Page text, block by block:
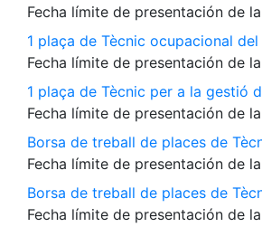
Fecha límite de presentación de
1 plaça de Tècnic ocupacional
Fecha límite de presentación de
1 plaça de Tècnic per a la gestió
Fecha límite de presentación de
Borsa de treball de places de
Fecha límite de presentación de
Borsa de treball de places de
Fecha límite de presentación de